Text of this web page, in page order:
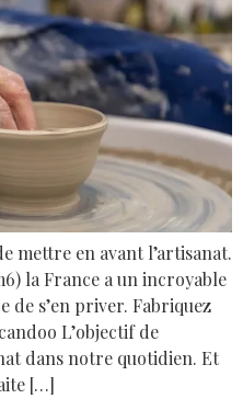
mettre en avant l’artisanat.
la France a un incroyable
s’en priver. Fabriquez
L’objectif de
dans notre quotidien. Et
[…]